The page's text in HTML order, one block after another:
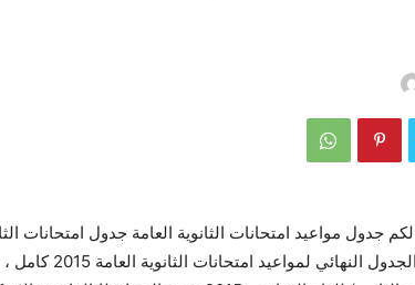
من موقع وزارة التربية والتعليم